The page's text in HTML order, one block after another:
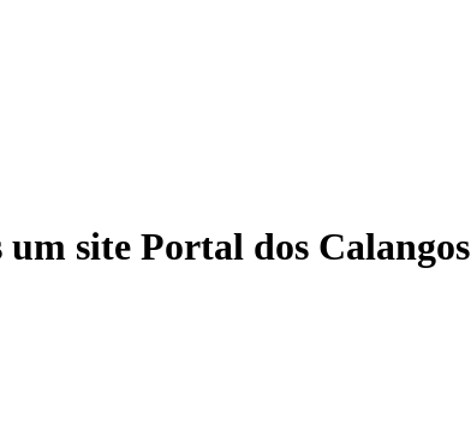
um site Portal dos Calangos